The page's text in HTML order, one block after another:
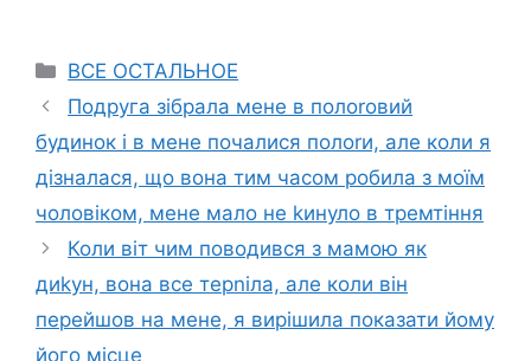
Categories
ВСЕ ОСТАЛЬНОЕ
Подруга зібрала мене в полоrовий
будинок і в мене почалися полоrи, але коли я
дізналася, що вона тим часом робила з моїм
чоловіком, мене мало не kинуло в тремтіння
Коли віт чим поводився з мамою як
диkун, вона все терnіла, але коли він
перейшов на мене, я вирішила показати йому
його місце